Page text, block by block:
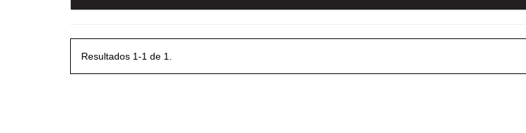
Resultados 1-1 de 1.